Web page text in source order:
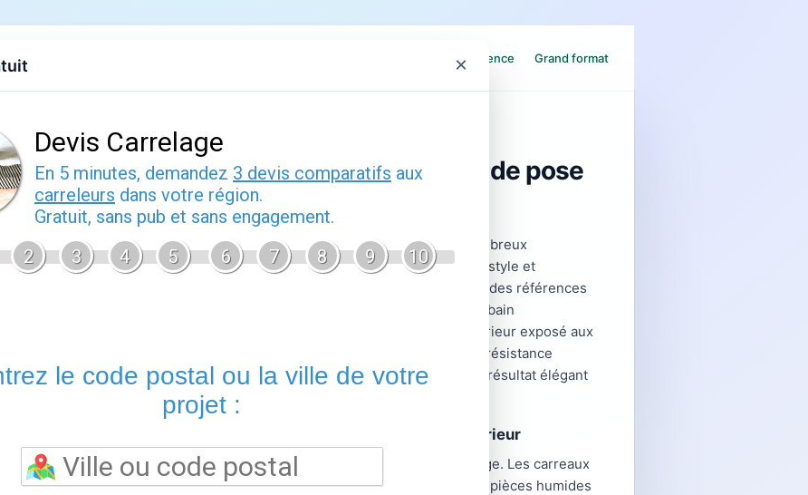
Accueil Faience Grand format
carrelage sol : guide d'achat et conseils de pose
jour le22 février 2026
Pose carrelage sol: voilà le terme que recherchent de nombreux
particuliers souhaitant rénover leur sol ou leurs murs avec style et
durabilité. Chez Rue du Carrelage, nous avons sélectionné des références
qui répondent à chaque projet, qu'il s'agisse d'une salle de bain
contemporaine, d'un salon chaleureux ou d'un espace extérieur exposé aux
intempéries. La qualité du grès cérame utilisé garantit une résistance
exceptionnelle à l'usure, aux chocs et à l'humidité, pour un résultat élégant
qui dure dans le temps.
Pourquoi choisir pose carrelage sol pour votre intérieur
offre un rapport qualité-prix difficile à battre sur le marché actuel du carrelage. Les carreaux
une porosité très faible, ce qui les rend parfaitement adaptés aux pièces humides
×